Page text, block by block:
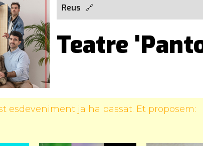
Reus
Teatre
esdeveniment ja ha passat. Et proposem: